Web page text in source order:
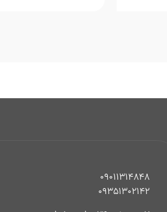
09011314848
09351302142